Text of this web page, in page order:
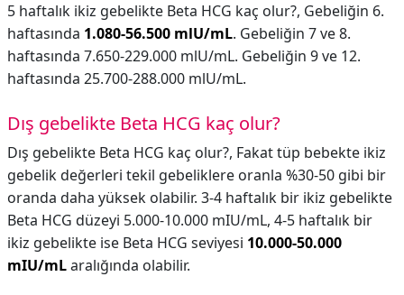
5 haftalık ikiz gebelikte Beta HCG kaç olur?, Gebeliğin 6.
haftasında 1.080-56.500 mlU/mL. Gebeliğin 7 ve 8.
haftasında 7.650-229.000 mlU/mL. Gebeliğin 9 ve 12.
haftasında 25.700-288.000 mlU/mL.
Dış gebelikte Beta HCG kaç olur?
Dış gebelikte Beta HCG kaç olur?, Fakat tüp bebekte ikiz
gebelik değerleri tekil gebeliklere oranla %30-50 gibi bir
oranda daha yüksek olabilir. 3-4 haftalık bir ikiz gebelikte
Beta HCG düzeyi 5.000-10.000 mIU/mL, 4-5 haftalık bir
ikiz gebelikte ise Beta HCG seviyesi 10.000-50.000
mIU/mLaralığında olabilir.